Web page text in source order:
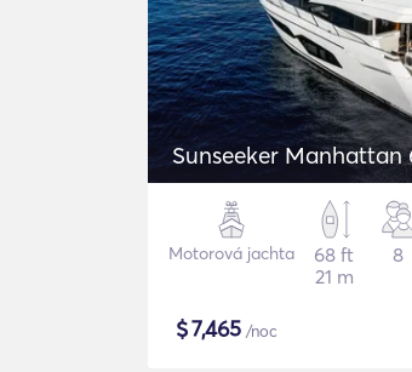
Sunseeker Manhattan
Motorová jachta
68 ft
21 m
8
$7,465 /noc